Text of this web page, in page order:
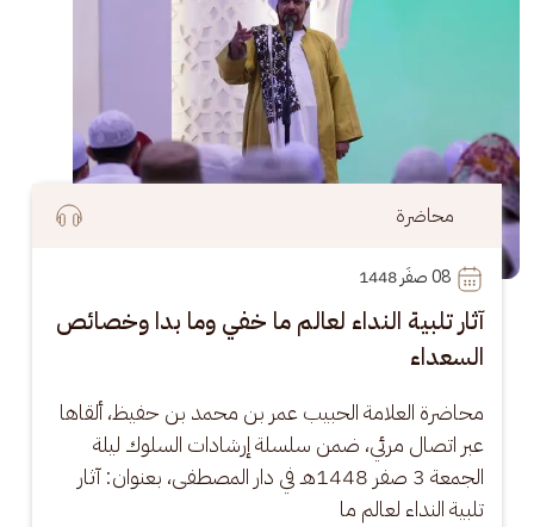
محاضرة
08 صفَر 1448
آثار تلبية النداء لعالم ما خفي وما بدا وخصائص
السعداء
محاضرة العلامة الحبيب عمر بن محمد بن حفيظ، ألقاها
عبر اتصال مرئي، ضمن سلسلة إرشادات السلوك ليلة
الجمعة 3 صفر 1448هـ في دار المصطفى، بعنوان: آثار
تلبية النداء لعالم ما